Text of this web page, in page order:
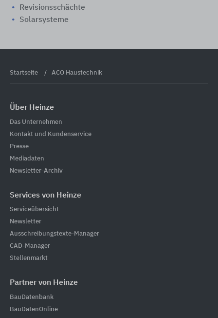
Revisionsschächte
Solarsysteme
Startseite ACO Haustechnik
Über Heinze
Das Unternehmen
Kontakt und Kundenservice
Presse
Mediadaten
Newsletter-Archiv
Services von Heinze
Serviceübersicht
Newsletter
Ausschreibungstexte-Manager
CAD-Manager
Stellenmarkt
Partner von Heinze
BauDatenbank
BauDatenOnline